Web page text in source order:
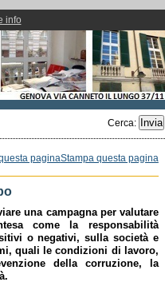
info
Cerca:
Stampa questa pagina
una campagna per valutare
come la responsabilità
o negativi, sulla società e
quali le condizioni di lavoro,
della corruzione, la